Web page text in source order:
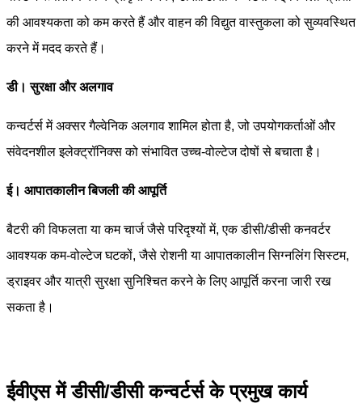
की आवश्यकता को कम करते हैं और वाहन की विद्युत वास्तुकला को सुव्यवस्थित
करने में मदद करते हैं।
डी। सुरक्षा और अलगाव
कन्वर्टर्स में अक्सर गैल्वेनिक अलगाव शामिल होता है, जो उपयोगकर्ताओं और
संवेदनशील इलेक्ट्रॉनिक्स को संभावित उच्च-वोल्टेज दोषों से बचाता है।
ई। आपातकालीन बिजली की आपूर्ति
बैटरी की विफलता या कम चार्ज जैसे परिदृश्यों में, एक डीसी/डीसी कनवर्टर
आवश्यक कम-वोल्टेज घटकों, जैसे रोशनी या आपातकालीन सिग्नलिंग सिस्टम,
ड्राइवर और यात्री सुरक्षा सुनिश्चित करने के लिए आपूर्ति करना जारी रख
सकता है।
ईवीएस में डीसी/डीसी कन्वर्टर्स के प्रमुख कार्य